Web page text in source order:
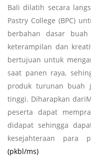
Bali dilatih secara
Pastry College (BPC)
berbahan dasar
keterampilan dan
bertujuan untuk
saat panen raya,
produk turunan buah
tinggi. Diharapkan
peserta dapat
didapat sehingga
kesejahteraan para
(pkbl/ms)